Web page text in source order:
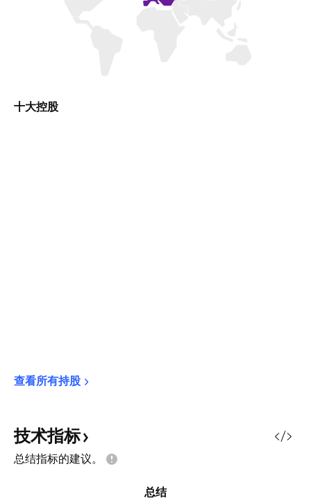
十大控股
查看所有持股
技术指标
总结指标的建议。
总结